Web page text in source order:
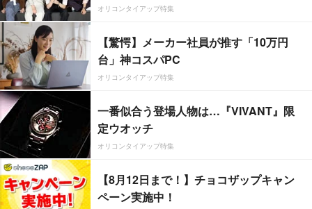
オリコンタイアップ特集
【驚愕】メーカー社員が推す「10万円
台」神コスパPC
オリコンタイアップ特集
一番似合う登場人物は…『VIVANT』限
定ウオッチ
オリコンタイアップ特集
【8月12日まで！】チョコザップキャン
ペーン実施中！